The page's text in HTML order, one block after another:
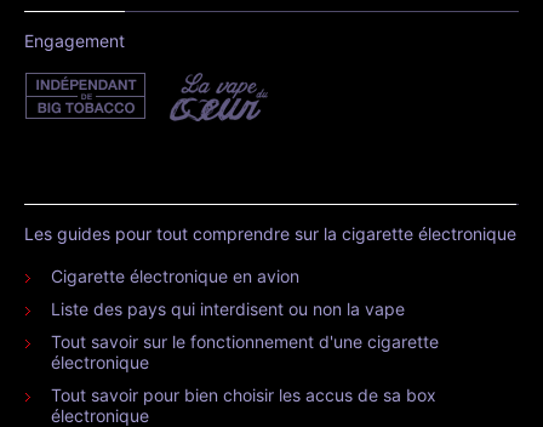
Engagement
Les guides pour tout comprendre sur la cigarette électronique
Cigarette électronique en avion
Liste des pays qui interdisent ou non la vape
Tout savoir sur le fonctionnement d'une cigarette
électronique
Tout savoir pour bien choisir les accus de sa box
électronique